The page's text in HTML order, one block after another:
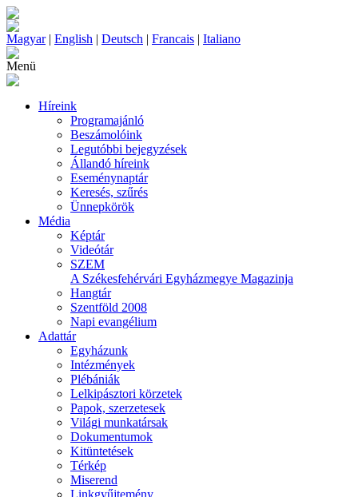
Magyar| English | Deutsch | Francais | Italiano
Menü
Híreink
Programajánló
Beszámolóink
Legutóbbi bejegyzések
Állandó híreink
Eseménynaptár
Keresés, szűrés
Ünnepkörök
Média
Képtár
Videótár
SZEM
A Székesfehérvári Egyházmegye Magazinja
Hangtár
Szentföld 2008
Napi evangélium
Adattár
Egyházunk
Intézmények
Plébániák
Lelkipásztori körzetek
Papok, szerzetesek
Világi munkatársak
Dokumentumok
Kitüntetések
Térkép
Miserend
Linkgyűjtemény